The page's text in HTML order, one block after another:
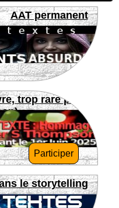
AAT permanent
trop rare pour
Participer
le storytelling